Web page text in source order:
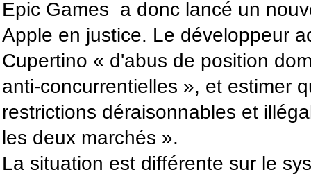
Epic Games a donc lancé un
Apple en justice. Le développeur
Cupertino « d'abus de position
anti-concurrentielles », et estimer
restrictions déraisonnables et
les deux marchés ».
La situation est différente sur le